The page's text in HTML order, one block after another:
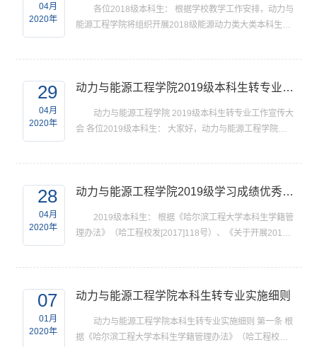
04月
2020年
各位2018级本科生： 根据学校教学工作安排，动力与
能源工程学院将组织开展2018级能源动力类大类本科生专
29
04月
2020年
动力与能源工程学院2019级本科生转专业工作宣传大会
动力与能源工程学院 2019级本科生转专业工作宣传大
会 各位2019级本科生： 大家好，动力与能源工程学院
28
04月
2020年
动力与能源工程学院2019级学习成绩优秀本科生转专业工作的通知
2019级本科生： 根据《哈尔滨工程大学本科生学籍管
理办法》（哈工程校发[2017]118号）、《关于开展2019
07
01月
2020年
动力与能源工程学院本科生转专业实施细则
动力与能源工程学院本科生转专业实施细则 第一条 根
据《哈尔滨工程大学本科生学籍管理办法》（哈工程校发